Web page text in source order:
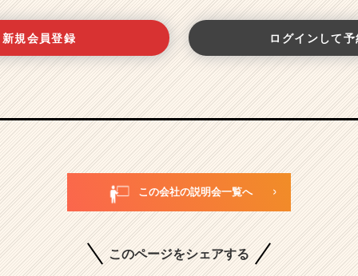
新規会員登録 ログインして
この会社の説明会一覧へ
このページをシェアする